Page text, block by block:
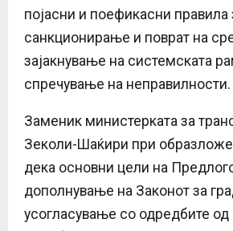
појасни и поефикасни правила
санкционирање и поврат на
зајакнување на системската
спречување на неправилности.
Заменик министерката за
Зеколи-Шаќири при
дека основни цели на
дополнување на Законот за
усогласување со одредбите